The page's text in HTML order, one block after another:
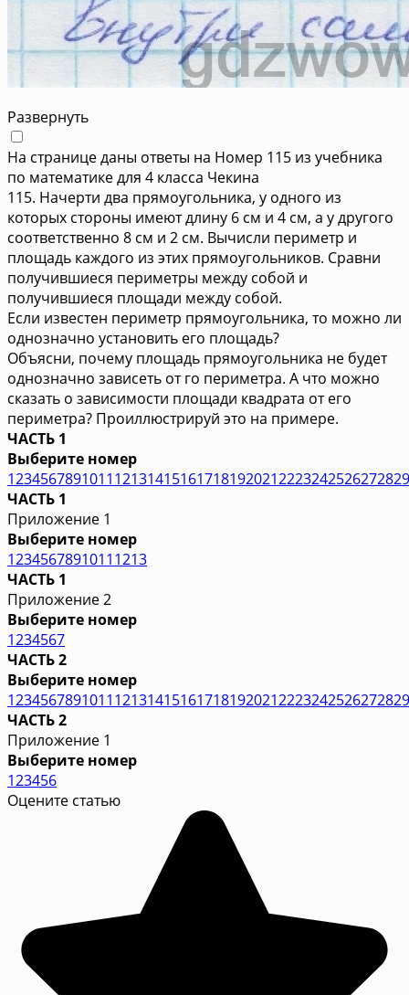
Развернуть
На странице даны ответы на Номер 115 из учебника
по математике для 4 класса Чекина
115. Начерти два прямоугольника, у одного из
которых стороны имеют длину 6 см и 4 см, а у другого
соответственно 8 см и 2 см. Вычисли периметр и
площадь каждого из этих прямоугольников. Сравни
получившиеся периметры между собой и
получившиеся площади между собой.
Если известен периметр прямоугольника, то можно ли
однозначно установить его площадь?
Объясни, почему площадь прямоугольника не будет
однозначно зависеть от го периметра. А что можно
сказать о зависимости площади квадрата от его
периметра? Проиллюстрируй это на примере.
ЧАСТЬ 1
Выберите номер
1234567891011121314151617181920212223242526272829
ЧАСТЬ 1
Приложение 1
Выберите номер
12345678910111213
ЧАСТЬ 1
Приложение 2
Выберите номер
1234567
ЧАСТЬ 2
Выберите номер
1234567891011121314151617181920212223242526272829
ЧАСТЬ 2
Приложение 1
Выберите номер
123456
Оцените статью